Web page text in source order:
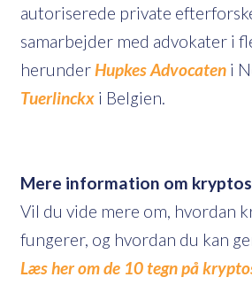
autoriserede private
samarbejder med advokater i
herunderHupkes Advocaten i
Tuerlinckx i Belgien.
Mere information om
Vil du vide mere om, hvordan
fungerer, og hvordan du kan
Læs her om de 10 tegn på